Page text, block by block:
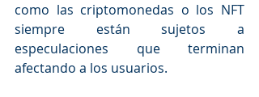
como las criptomonedas o los NFT
siempre están sujetos a
especulaciones que terminan
afectando a los usuarios.